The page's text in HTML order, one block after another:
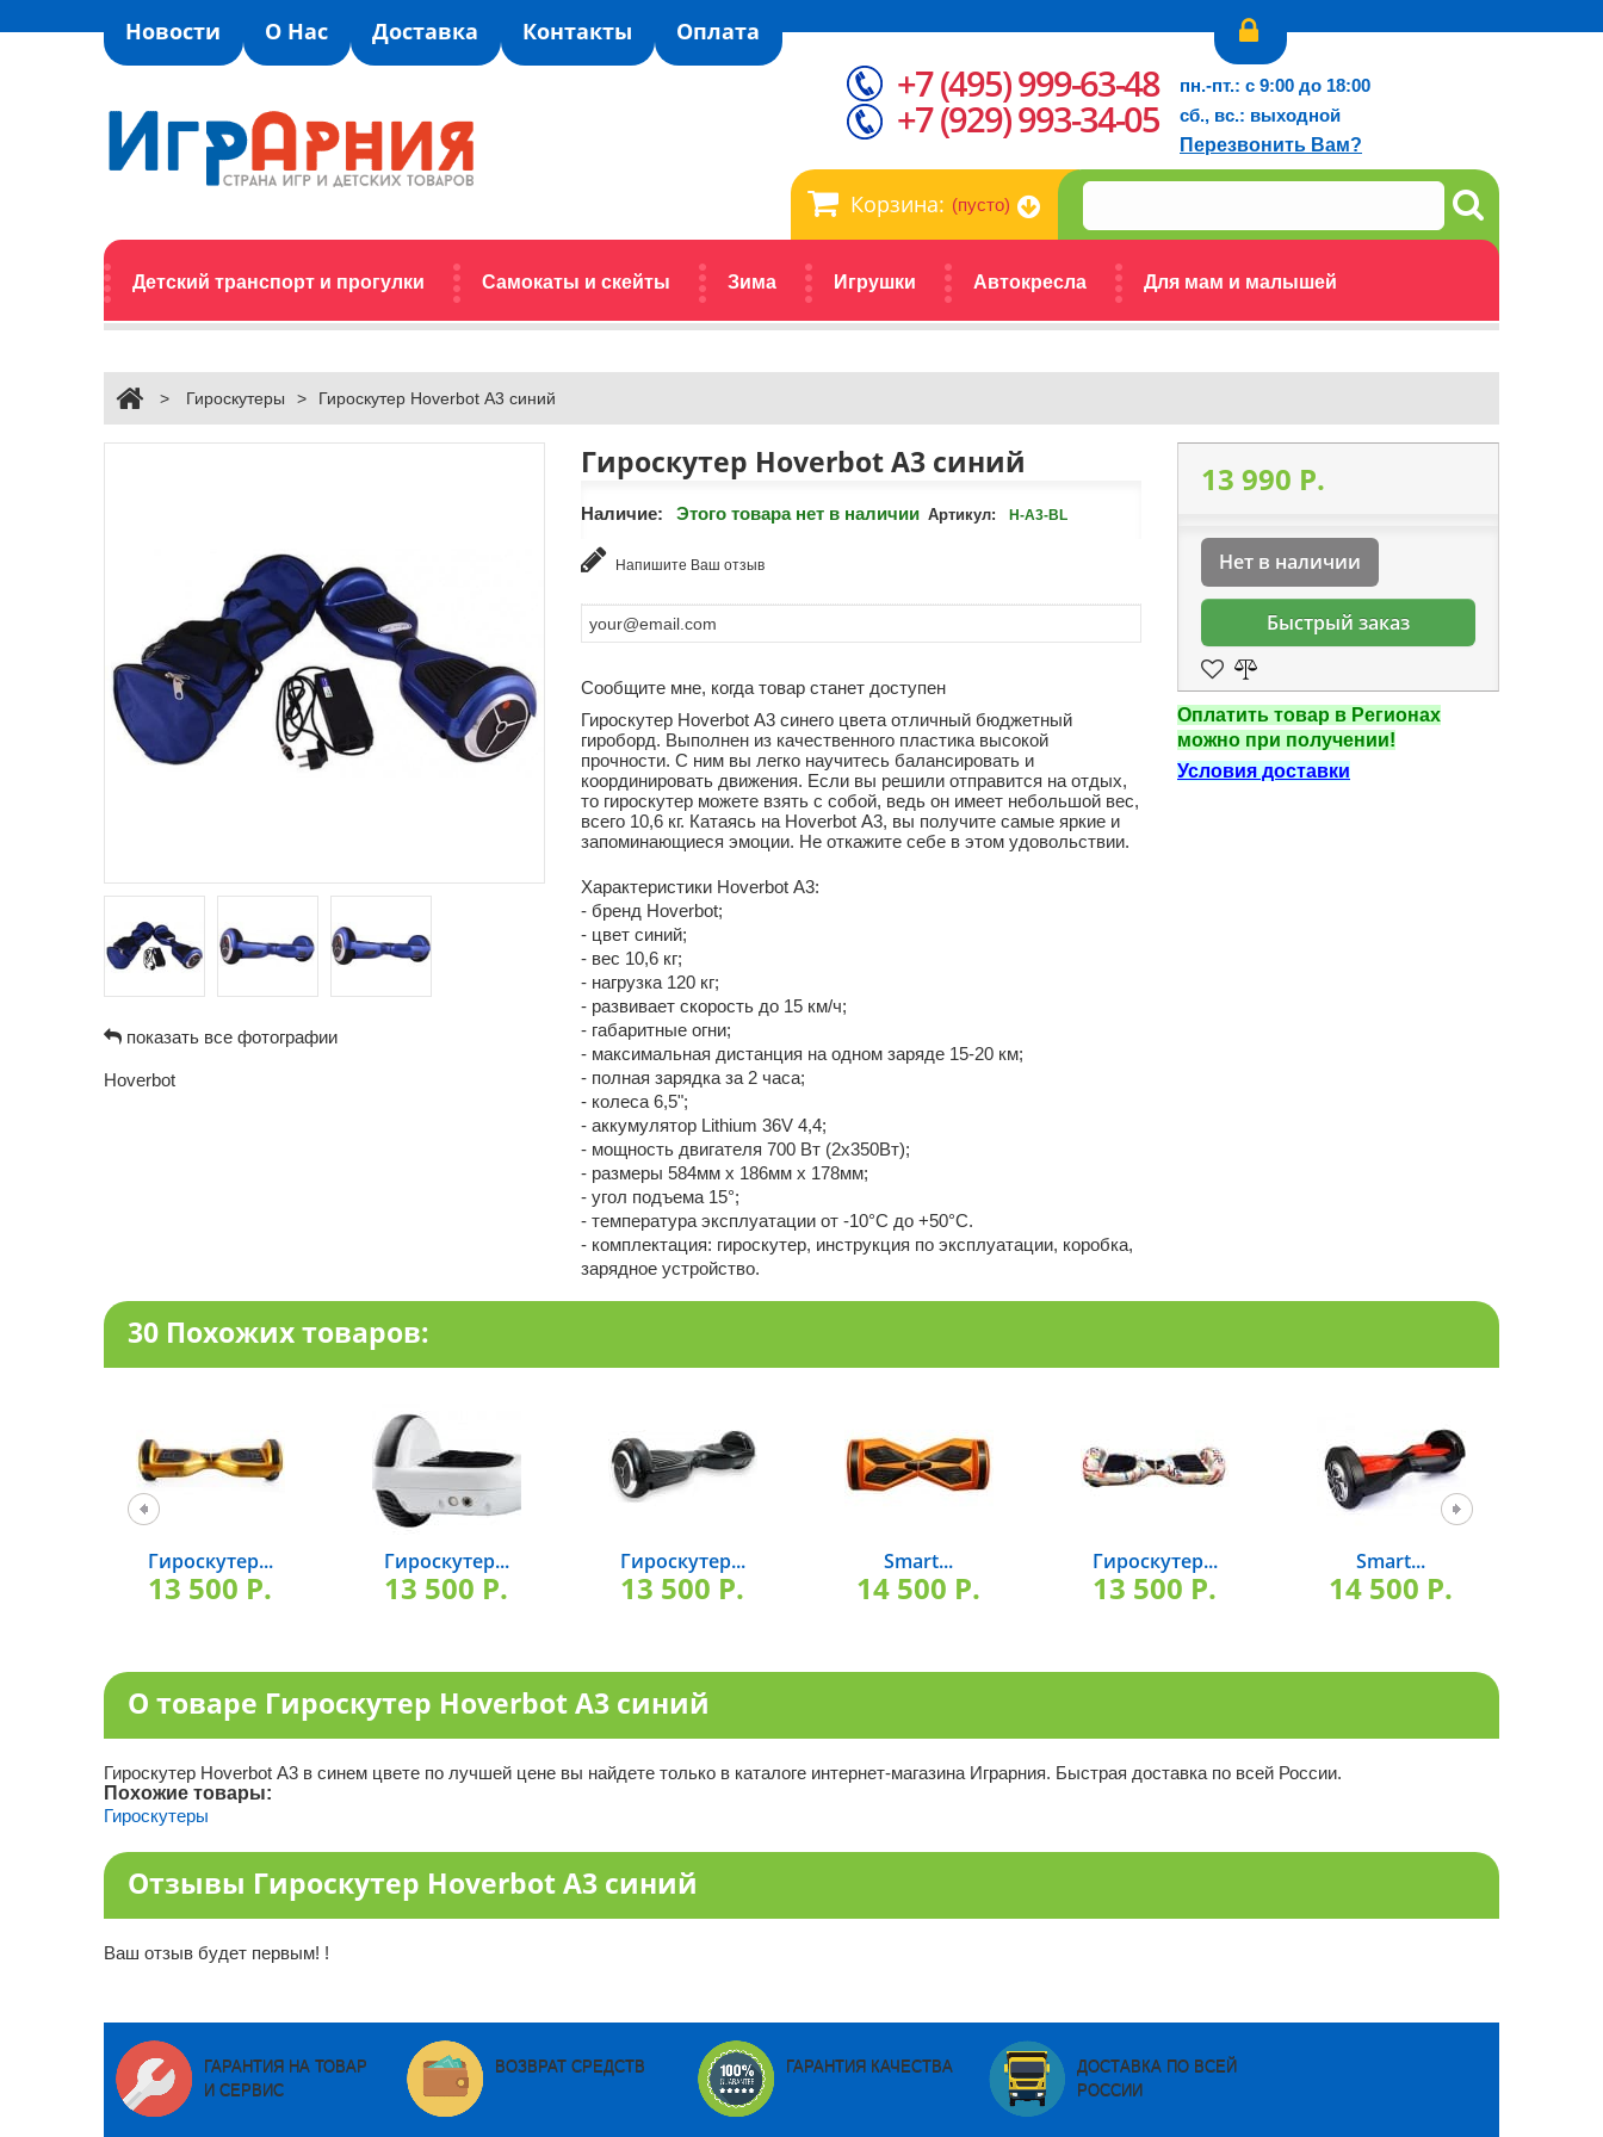
Новости О Нас Доставка Контакты Оплата
Корзина: (пусто)
Детский транспорт и прогулки Самокаты и скейты Зима Игрушки Автокресла Для мам и малышей
+7 (495) 999-63-48
+7 (929) 993-34-05
пн.-пт.: с 9:00 до 18:00
сб., вс.: выходной
Перезвонить Вам?
> Гироскутеры > Гироскутер Hoverbot А3 синий
показать все фотографии
Hoverbot
Гироскутер Hoverbot А3 синий
Наличие: Этого товара нет в наличии Артикул: H-A3-BL
Напишите Ваш отзыв
Сообщите мне, когда товар станет доступен
Гироскутер Hoverbot А3 синего цвета отличный бюджетный
гироборд. Выполнен из качественного пластика высокой
прочности. С ним вы легко научитесь балансировать и
координировать движения. Если вы решили отправится на отдых,
то гироскутер можете взять с собой, ведь он имеет небольшой вес,
всего 10,6 кг. Катаясь на Hoverbot А3, вы получите самые яркие и
запоминающиеся эмоции. Не откажите себе в этом удовольствии.
Характеристики Hoverbot А3:
- бренд Hoverbot;
- цвет синий;
- вес 10,6 кг;
- нагрузка 120 кг;
- развивает скорость до 15 км/ч;
- габаритные огни;
- максимальная дистанция на одном заряде 15-20 км;
- полная зарядка за 2 часа;
- колеса 6,5";
- аккумулятор Lithium 36V 4,4;
- мощность двигателя 700 Вт (2х350Вт);
- размеры 584мм х 186мм х 178мм;
- угол подъема 15°;
- температура эксплуатации от -10°C до +50°C.
- комплектация: гироскутер, инструкция по эксплуатации, коробка,
зарядное устройство.
13 990 P.
Нет в наличии
Быстрый заказ
Оплатить товар в Регионах
можно при получении!
Условия доставки
30 Похожих товаров:
Гироскутер...
13 500 P.
Гироскутер...
13 500 P.
Гироскутер...
13 500 P.
Smart...
14 500 P.
Гироскутер...
13 500 P.
Smart...
14 500 P.
О товаре Гироскутер Hoverbot А3 синий
Гироскутер Hoverbot А3 в синем цвете по лучшей цене вы найдете только в каталоге интернет-магазина Играрния. Быстрая доставка по всей России.
Похожие товары:
Гироскутеры
Отзывы Гироскутер Hoverbot А3 синий
Ваш отзыв будет первым! !
ГАРАНТИЯ НА ТОВАР
И СЕРВИС
ВОЗВРАТ СРЕДСТВ ГАРАНТИЯ КАЧЕСТВА
ДОСТАВКА ПО ВСЕЙ
РОССИИ